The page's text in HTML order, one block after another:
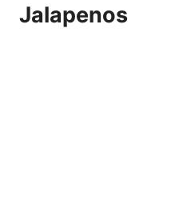
Jalapenos